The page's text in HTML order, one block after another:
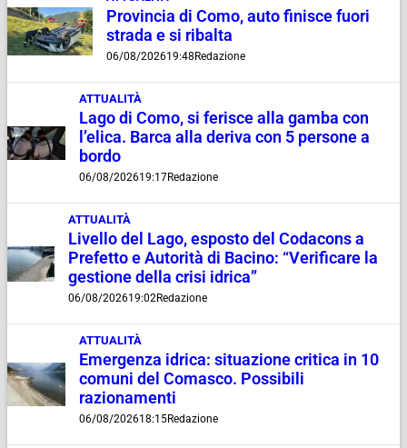
Provincia di Como, auto finisce fuori
strada e si ribalta
06/08/202619:48 Redazione
ATTUALITÀ
Lago di Como, si ferisce alla gamba con
l’elica. Barca alla deriva con 5 persone a
bordo
06/08/202619:17Redazione
ATTUALITÀ
Livello del Lago, esposto del Codacons a
Prefetto e Autorità di Bacino: “Verificare la
gestione della crisi idrica”
06/08/202619:02Redazione
ATTUALITÀ
Emergenza idrica: situazione critica in 10
comuni del Comasco. Possibili
razionamenti
06/08/202618:15Redazione